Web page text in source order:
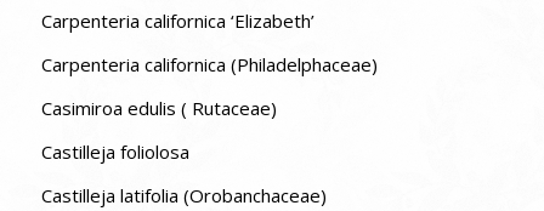
Carpenteria californica ‘Elizabeth’
Carpenteria californica (Philadelphaceae)
Casimiroa edulis ( Rutaceae)
Castilleja foliolosa
Castilleja latifolia (Orobanchaceae)